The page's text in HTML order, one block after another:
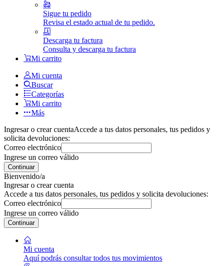
Sigue tu pedido
Revisa el estado actual de tu pedido.
Descarga tu factura
Consulta y descarga tu factura
Mi carrito
Mi cuenta
Buscar
Categorías
Mi carrito
Más
Ingresar o crear cuentaAccede a tus datos personales, tus pedidos y
solicita devoluciones:
Correo electrónico
Ingrese un correo válido
Continuar
Bienvenido/a
Ingresar o crear cuenta
Accede a tus datos personales, tus pedidos y solicita devoluciones:
Correo electrónico
Ingrese un correo válido
Continuar
Mi cuenta
Aquí podrás consultar todos tus movimientos